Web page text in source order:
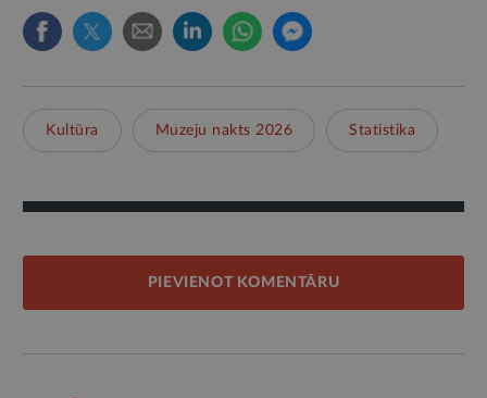
Kultūra Muzeju nakts 2026 Statistika
PIEVIENOT KOMENTĀRU